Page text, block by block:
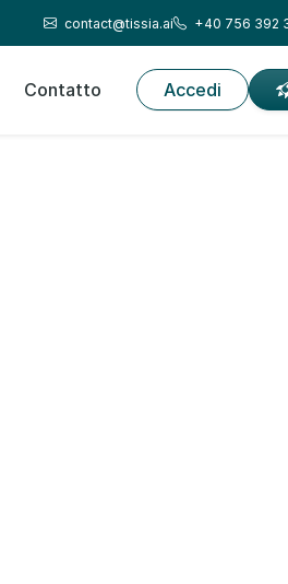
contact@tissia.ai +40 756 392
Contatto Accedi